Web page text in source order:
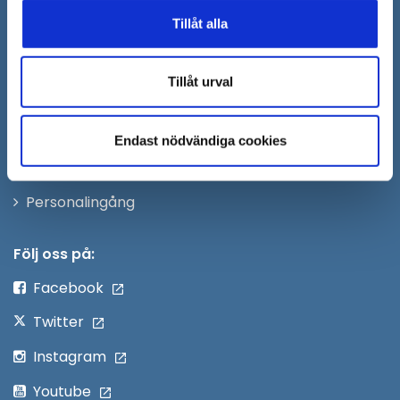
Tillåt alla
Tillåt urval
Endast nödvändiga cookies
Synpunkter och felanmälan
PressÖppna
nytt
Anslagstavla
Skicka faktura till Södertälje kommun
PersonalingångÖppna
Följ oss på:
Facebook
Twitter
Instagram
Youtube